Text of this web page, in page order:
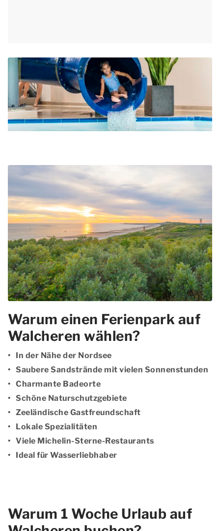
Warum einen Ferienpark auf
Walcheren wählen?
In der Nähe der Nordsee
Saubere Sandstrände mit vielen Sonnenstunden
Charmante Badeorte
Schöne Naturschutzgebiete
Zeeländische Gastfreundschaft
Lokale Spezialitäten
Viele Michelin-Sterne-Restaurants
Ideal für Wasserliebhaber
Warum 1 Woche Urlaub auf